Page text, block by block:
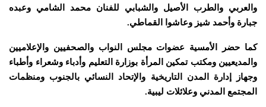
والعربي والطرب الأصيل والشبابي للفنان محمد الشامي وعبده
جبارة وأحمد شيز وعاشوا القماطي.
كما حضر الأمسية عضوات مجلس النواب والصحفيين والإعلاميين
والمديعيين ومكتب تمكين المرأة بوزارة التعليم وأدباء وشعراء وأطباء
وجهاز إدارة المدن التاريخية والإتحاد النسائي بالجنوب ومنظمات
المجتمع المدني وعلائلات ليبية‏.